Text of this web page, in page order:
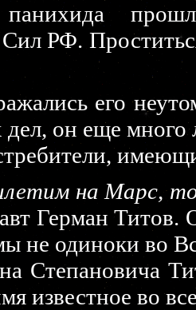
панихида
РФ.
его
он еще много
на Марс,
Герман
не одиноки во
Степановича
известное во